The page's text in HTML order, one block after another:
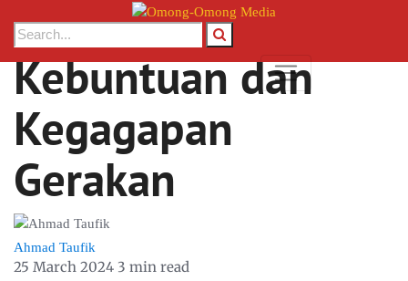
Mengurai
Kebuntuan dan
Kegagapan
Gerakan
Ahmad Taufik
25 March 2024 3 min read